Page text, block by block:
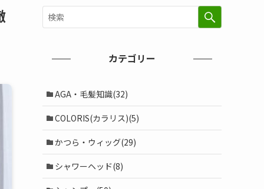
カテゴリー
AGA・毛髪知識(32)
COLORIS(カラリス)(5)
かつら・ウィッグ(29)
シャワーヘッド(8)